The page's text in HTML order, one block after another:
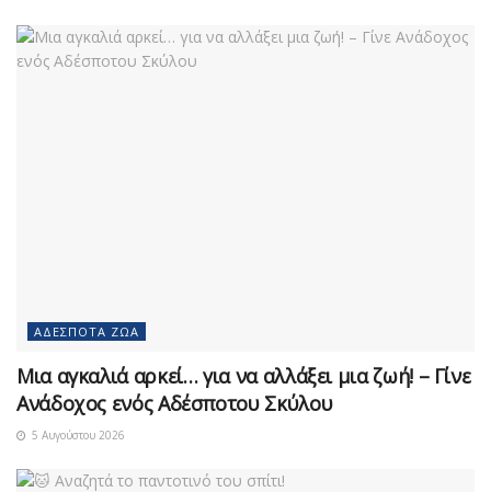
ΑΔΈΣΠΟΤΑ ΖΏΑ
Μια αγκαλιά αρκεί… για να αλλάξει μια ζωή! – Γίνε
Ανάδοχος ενός Αδέσποτου Σκύλου
5 Αυγούστου 2026